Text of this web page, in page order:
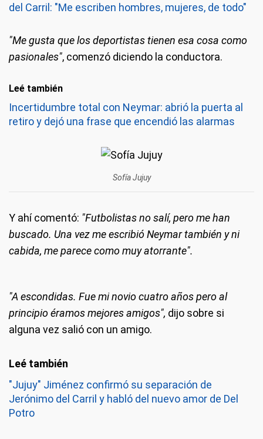
del Carril: "Me escriben hombres, mujeres, de todo"
"Me gusta que los deportistas tienen esa cosa como
pasionales", comenzó diciendo la conductora.
Leé también
Incertidumbre total con Neymar: abrió la puerta al
retiro y dejó una frase que encendió las alarmas
Sofía Jujuy
Y ahí comentó: "Futbolistas no salí, pero me han
buscado. Una vez me escribió Neymar también y ni
cabida, me parece como muy atorrante".
"A escondidas. Fue mi novio cuatro años pero al
principio éramos mejores amigos", dijo sobre si
alguna vez salió con un amigo.
"Jujuy" Jiménez confirmó su separación de
Jerónimo del Carril y habló del nuevo amor de Del
Potro